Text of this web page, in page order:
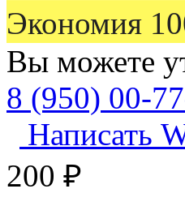
Экономия
Вы можете
8 (950) 00-
Написать
200 ₽